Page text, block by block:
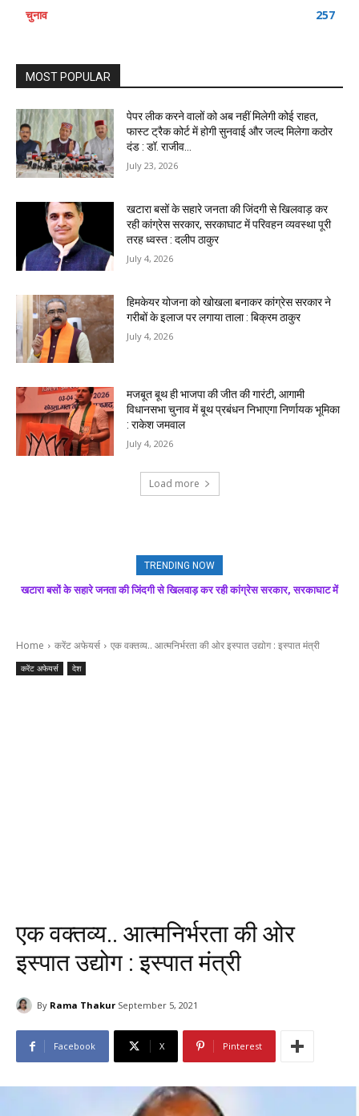
चुनाव
257
MOST POPULAR
पेपर लीक करने वालों को अब नहीं मिलेगी कोई राहत,
फास्ट ट्रैक कोर्ट में होगी सुनवाई और जल्द मिलेगा कठोर
दंड : डॉ. राजीव...
July 23, 2026
खटारा बसों के सहारे जनता की जिंदगी से खिलवाड़ कर
रही कांग्रेस सरकार, सरकाघाट में परिवहन व्यवस्था पूरी
तरह ध्वस्त : दलीप ठाकुर
July 4, 2026
हिमकेयर योजना को खोखला बनाकर कांग्रेस सरकार ने
गरीबों के इलाज पर लगाया ताला : बिक्रम ठाकुर
July 4, 2026
मजबूत बूथ ही भाजपा की जीत की गारंटी, आगामी
विधानसभा चुनाव में बूथ प्रबंधन निभाएगा निर्णायक भूमिका
: राकेश जमवाल
July 4, 2026
Load more